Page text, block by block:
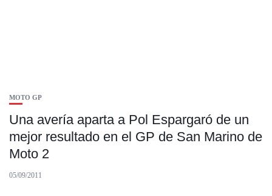
MOTO GP
Una avería aparta a Pol Espargaró de un
mejor resultado en el GP de San Marino de
Moto 2
05/09/2011